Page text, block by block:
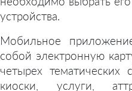
устройства.
Мобильное
собой электронную
четырех
киоски, услуги,